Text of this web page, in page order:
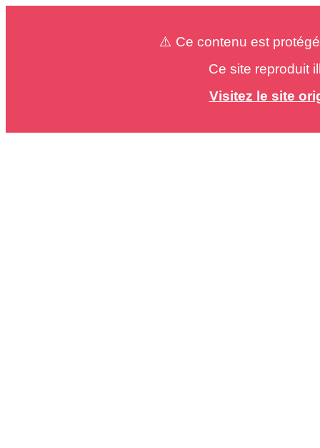
⚠️ Ce contenu est
Ce site reproduit
Visitez le site